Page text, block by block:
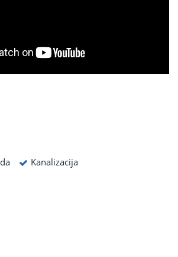
Kanalizacija